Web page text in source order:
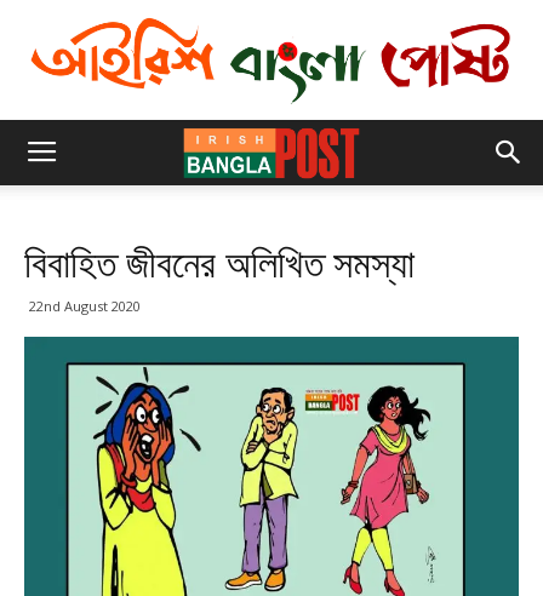
বিবাহিত জীবনের অলিখিত সমস্যা
22nd August 2020